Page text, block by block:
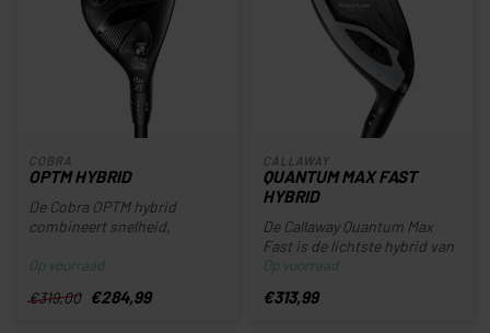
COBRA
OPTM HYBRID
De Cobra OPTM hybrid
combineert snelheid,
consistente la...
Op voorraad
€319,00 €284,99
CALLAWAY
QUANTUM MAX FAST
HYBRID
De Callaway Quantum Max
Fast is de lichtste hybrid van
de Quantum lijn. Van club...
Op voorraad
€313,99